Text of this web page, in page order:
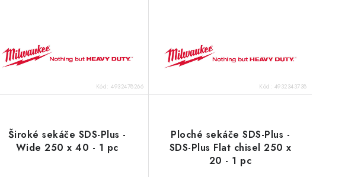
Kód:4932478266 Kód: 4932343738
Široké sekáče SDS-Plus -
Wide 250 x 40 - 1 pc
Ploché sekáče SDS-Plus -
SDS-Plus Flat chisel 250 x
20 - 1 pc